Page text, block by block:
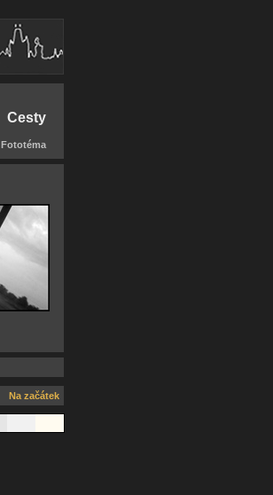
Cesty
Fototéma
Na začátek